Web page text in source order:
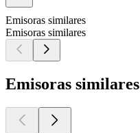
Emisoras similares
Emisoras similares
Emisoras similares